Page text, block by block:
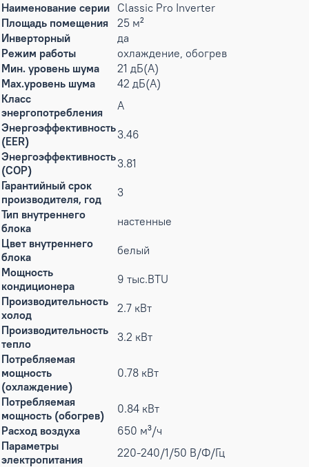
Наименование серии Classic Pro Inverter
Площадь помещения
25 м²
Инверторный
да
Режим работы
охлаждение, обогрев
Мин. уровень шума
21 дБ(А)
Max.уровень шума
42 дБ(А)
Класс
энергопотребления
A
Энергоэффективность
(EER)
3.46
Энергоэффективность
(COP)
3.81
Гарантийный срок
производителя, год
3
Тип внутреннего
блока
настенные
Цвет внутреннего
блока
белый
Мощность
кондиционера
9 тыс.BTU
Производительность
холод
2.7 кВт
Производительность
тепло
3.2 кВт
Потребляемая
мощность
(охлаждение)
0.78 кВт
Потребляемая
мощность (обогрев)
0.84 кВт
Расход воздуха
650 м³/ч
Параметры
электропитания
220-240/1/50 В/Ф/Гц